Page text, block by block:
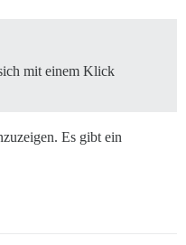
mit einem Klick
Es gibt ein